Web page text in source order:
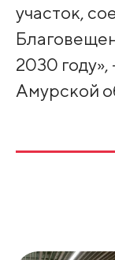
участок,
2030
Амурской